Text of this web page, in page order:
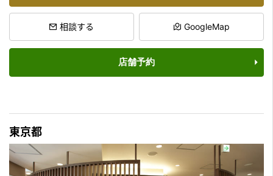
相談する GoogleMap
店舗予約
東京都